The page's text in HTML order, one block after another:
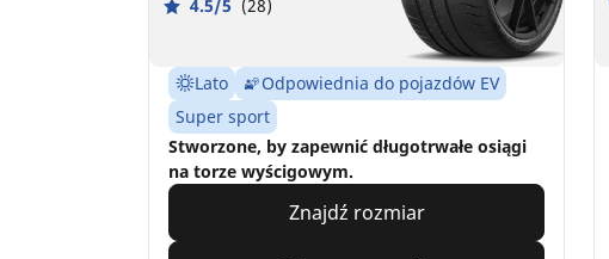
4.5/5 (28)
Lato
Odpowiednia do pojazdów EV
Super sport
Stworzone, by zapewnić długotrwałe osiągi
na torze wyścigowym.
Znajdź rozmiar